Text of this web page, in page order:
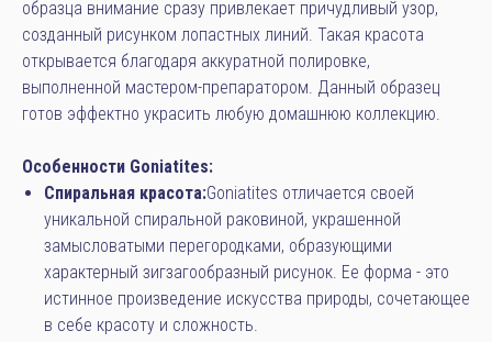
образца внимание сразу привлекает причудливый узор,
созданный рисунком лопастных линий. Такая красота
открывается благодаря аккуратной полировке,
выполненной мастером-препаратором. Данный образец
готов эффектно украсить любую домашнюю коллекцию.
Особенности Goniatites:
Спиральная красота:Goniatites отличается своей
уникальной спиральной раковиной, украшенной
замысловатыми перегородками, образующими
характерный зигзагообразный рисунок. Ее форма - это
истинное произведение искусства природы, сочетающее
в себе красоту и сложность.